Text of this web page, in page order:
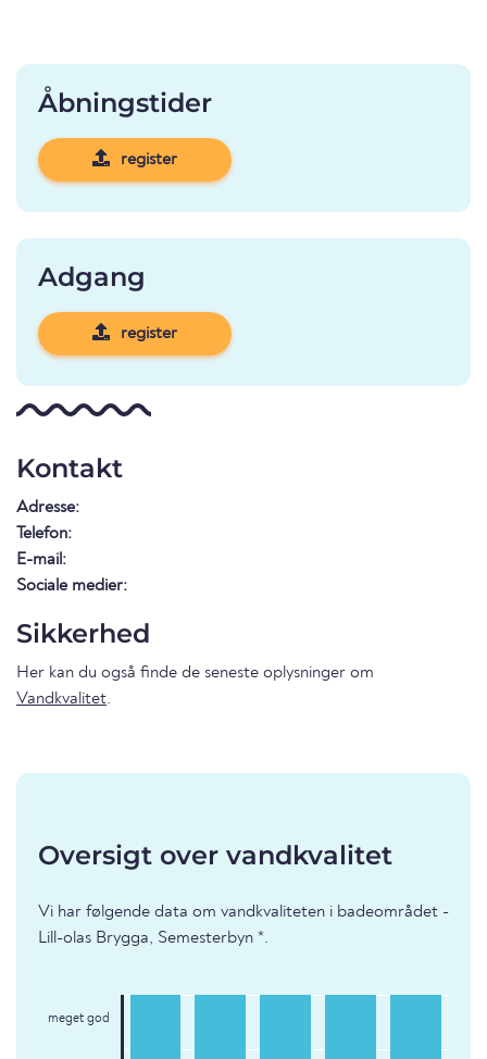
Åbningstider
register
Adgang
register
Kontakt
Adresse:
Telefon:
E-mail:
Sociale medier:
Sikkerhed
Her kan du også finde de seneste oplysninger om
Vandkvalitet.
Oversigt over vandkvalitet
Vi har følgende data om vandkvaliteten i badeområdet -
Lill-olas Brygga, Semesterbyn *.
meget god